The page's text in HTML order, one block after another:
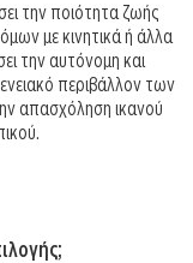
την ποιότητα ζωής
με κινητικά ή άλλα
την αυτόνομη και
περιβάλλον των
απασχόληση ικανού